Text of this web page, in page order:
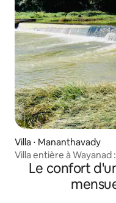
Villa ⋅ Mananthavady
Villa entière à
Le confort